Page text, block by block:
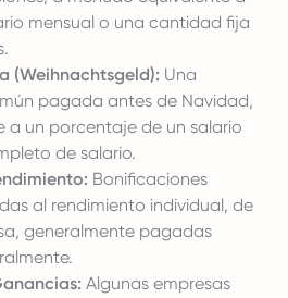
mensual o una cantidad fija
(Weihnachtsgeld): Una
pagada antes de Navidad,
a un porcentaje de un salario
de salario.
Bonificaciones
al rendimiento individual, de
generalmente pagadas
Algunas empresas